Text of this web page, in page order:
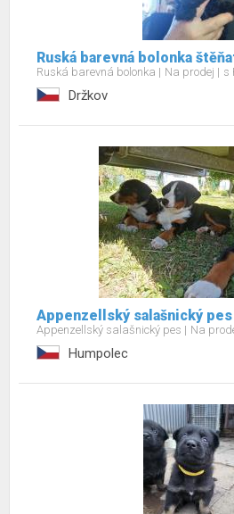
Ruská barevná bolonka
Ruská barevná bolonka Na prodej s
Držkov
Appenzellský salašnický
Appenzellský salašnický pes Na
Humpolec